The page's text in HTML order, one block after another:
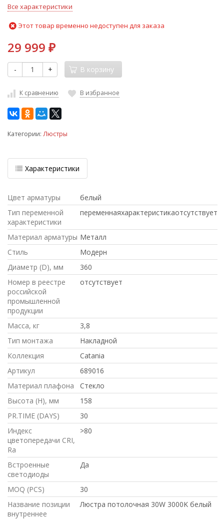
Все характеристики
Этот товар временно недоступен для заказа
29 999 ₽
- + В корзину
К сравнению В избранное
Категории: Люстры
Характеристики
Цвет арматуры
белый
Тип переменной
характеристики
переменнаяхарактеристикаотсутствует
Материал арматуры Металл
Стиль
Модерн
Диаметр (D), мм
360
Номер в реестре
российской
промышленной
продукции
отсутствует
Масса, кг
3,8
Тип монтажа
Накладной
Коллекция
Catania
Артикул
689016
Материал плафона
Стекло
Высота (H), мм
158
PR.TIME (DAYS)
30
Индекс
цветопередачи CRI,
Ra
>80
Встроенные
светодиоды
Да
MOQ (PCS)
30
Название позиции
внутреннее
Люстра потолочная 30W 3000K белый